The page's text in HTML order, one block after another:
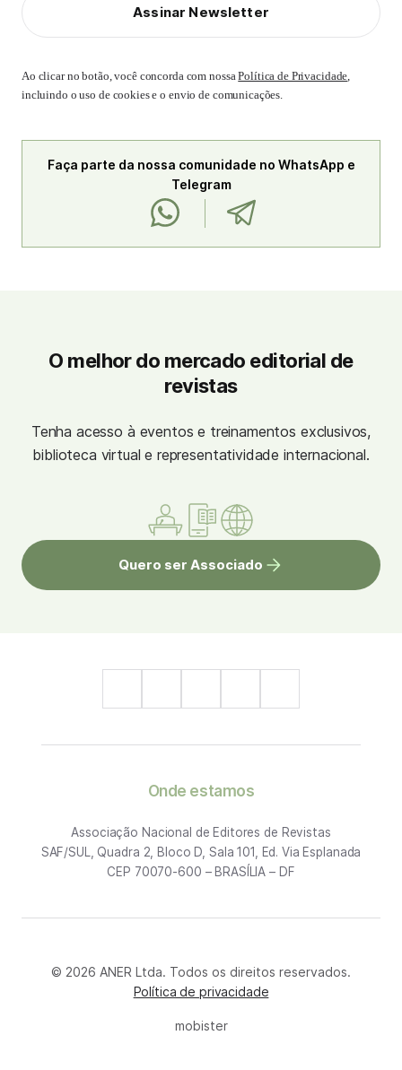
Assinar Newsletter
Ao clicar no botão, você concorda com nossaPolítica de Privacidade,
incluindo o uso de cookies e o envio de comunicações.
Faça parte da nossa comunidade no WhatsApp e
Telegram
O melhor do mercado editorial de
revistas
Tenha acesso à eventos e treinamentos exclusivos,
biblioteca virtual e representatividade internacional.
Quero ser Associado
Onde estamos
Associação Nacional de Editores de Revistas
SAF/SUL, Quadra 2, Bloco D, Sala 101, Ed. Via Esplanada
CEP 70070-600 – BRASÍLIA – DF
© 2026 ANER Ltda. Todos os direitos reservados.
Política de privacidade
mobister